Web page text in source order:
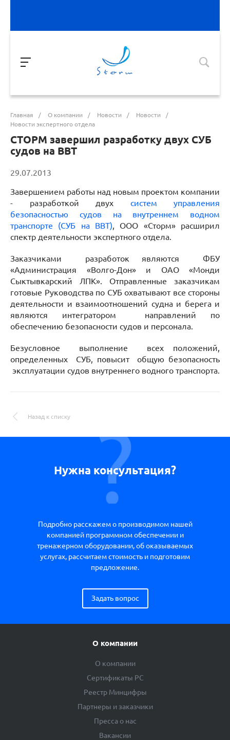
Главная / О компании / Новости / Новости
/
Новости экспертного отдела
СТОРМ завершил разработку двух СУБ
судов на ВВТ
29.07.2013
Завершением работы над новым проектом компании
- разработкой двух систем управления
безопасностью судов на внутреннем водном
транспорте (СУБ на ВВТ), ООО «Сторм» расширил
спектр деятельности экспертного отдела.
Заказчиками разработок являются ФБУ
«Администрация «Волго-Дон» и ОАО «Монди
Сыктывкарский ЛПК». Отправленные заказчикам
готовые Руководства по СУБ охватывают все стороны
деятельности и взаимоотношений судна и берега и
являются интегратором направлений по
обеспечению безопасности судов и персонала.
Безусловное выполнение всех положений,
определенных СУБ, повысит общую безопасность
эксплуатации судов внутреннего водного транспорта.
Назад к списку
Нужна консультация?
Подробно расскажем о производимом нашей
компанией программном обеспечении и
тренажерном оборудовании, об оказываемых
услугах, рассчитаем стоимость и подготовим
предложение.
Задать вопрос
О компании
О компании
Сертификаты РС
Реестр Минцифры
Партнеры и заказчики
Пресса о нас
Вакансии